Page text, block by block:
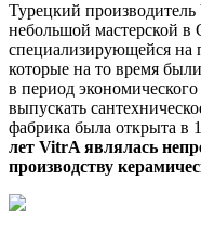
Турецкий
небольшой мастерской в
специализирующейся на
которые на то время
в период
выпускать
фабрика была открыта в
лет VitrA являлась
производству